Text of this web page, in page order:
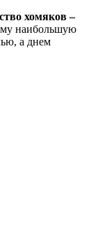
хомяков –
наибольшую
а днем